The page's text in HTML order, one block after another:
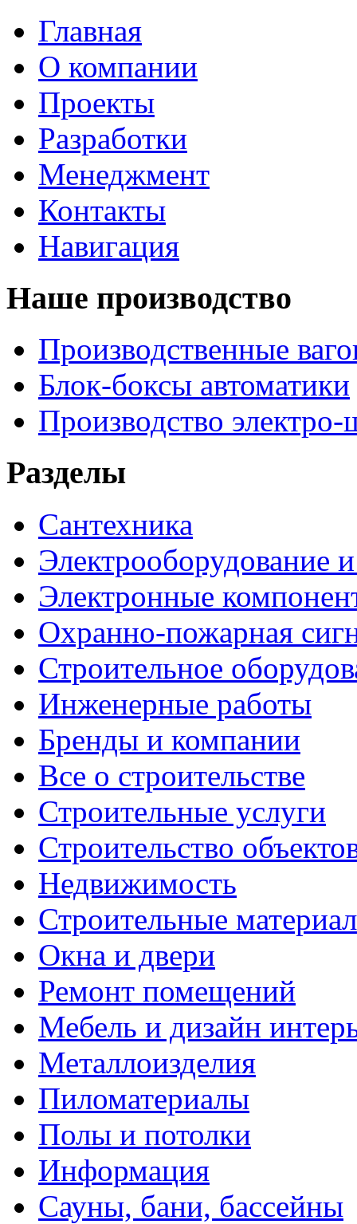
Главная
О компании
Проекты
Разработки
Менеджмент
Контакты
Навигация
Наше производство
Производственные
Блок-боксы автоматики
Производство
Разделы
Сантехника
Электрооборудование
Электронные
Охранно-пожарная
Строительное
Инженерные работы
Бренды и компании
Все о строительстве
Строительные услуги
Строительство
Недвижимость
Строительные
Окна и двери
Ремонт помещений
Мебель и дизайн
Металлоизделия
Пиломатериалы
Полы и потолки
Информация
Сауны, бани, бассейны